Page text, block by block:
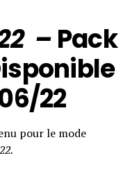
–Pack
22
pour le mode